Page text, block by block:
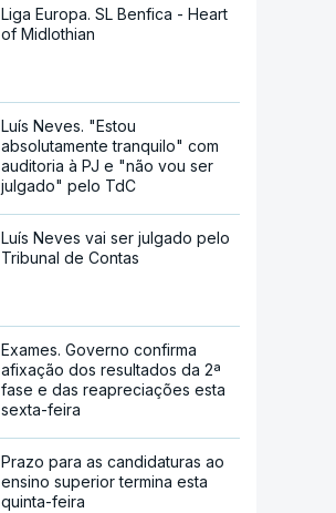
Liga Europa. SL Benfica - Heart
of Midlothian
Luís Neves. "Estou
absolutamente tranquilo" com
auditoria à PJ e "não vou ser
julgado" pelo TdC
Luís Neves vai ser julgado pelo
Tribunal de Contas
Exames. Governo confirma
afixação dos resultados da 2ª
fase e das reapreciações esta
sexta-feira
Prazo para as candidaturas ao
ensino superior termina esta
quinta-feira